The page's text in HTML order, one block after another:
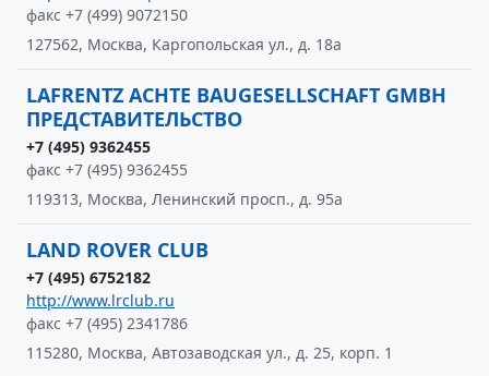
факс +7 (499) 9072150
127562, Москва, Каргопольская ул., д. 18а
LAFRENTZ ACHTE BAUGESELLSCHAFT GMBH
ПРЕДСТАВИТЕЛЬСТВО
+7 (495) 9362455
факс +7 (495) 9362455
119313, Москва, Ленинский просп., д. 95а
LAND ROVER CLUB
+7 (495) 6752182
http://www.lrclub.ru
факс +7 (495) 2341786
115280, Москва, Автозаводская ул., д. 25, корп. 1